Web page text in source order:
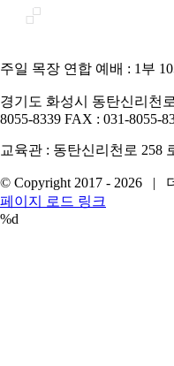
주일 목장 연합 예배 : 1부
경기도 화성시 동탄신리천
8055-8339 FAX : 031-8055-
교육관 : 동탄신리천로 258
© Copyright 2017 - 2026 |
YouTube
페이지 로드 링크
%d